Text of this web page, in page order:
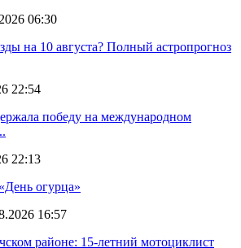
06:30
на 10 августа? Полный астропрогноз
22:54
победу на международном
22:13
огурца»
16:57
районе: 15-летний мотоциклист